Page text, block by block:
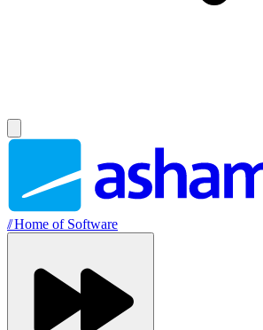
//Home of Software